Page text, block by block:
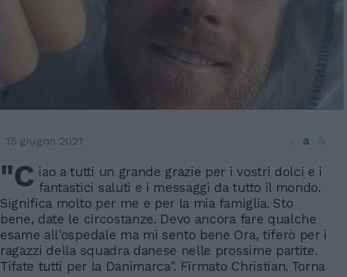
15 giugno 2021 a
"C iao a tutti un grande grazie per i vostri dolci e i
fantastici saluti e i messaggi da tutto il mondo.
Significa molto per me e per la mia famiglia. Sto
bene, date le circostanze. Devo ancora fare qualche
esame all'ospedale ma mi sento bene Ora, tiferò per i
ragazzi della squadra danese nelle prossime partite.
Tifate tutti per la Danimarca". Firmato Christian. Torna